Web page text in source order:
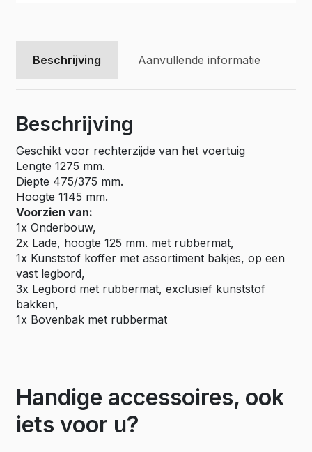
aantal
Beschrijving Aanvullende informatie
Beschrijving
Geschikt voor rechterzijde van het voertuig
Lengte 1275 mm.
Diepte 475/375 mm.
Hoogte 1145 mm.
Voorzien van:
1x Onderbouw,
2x Lade, hoogte 125 mm. met rubbermat,
1x Kunststof koffer met assortiment bakjes, op een
vast legbord,
3x Legbord met rubbermat, exclusief kunststof
bakken,
1x Bovenbak met rubbermat
Handige accessoires, ook
iets voor u?